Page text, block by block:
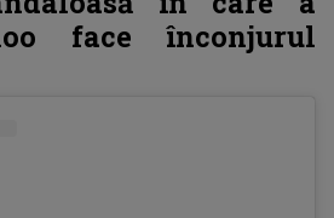
face înconjurul